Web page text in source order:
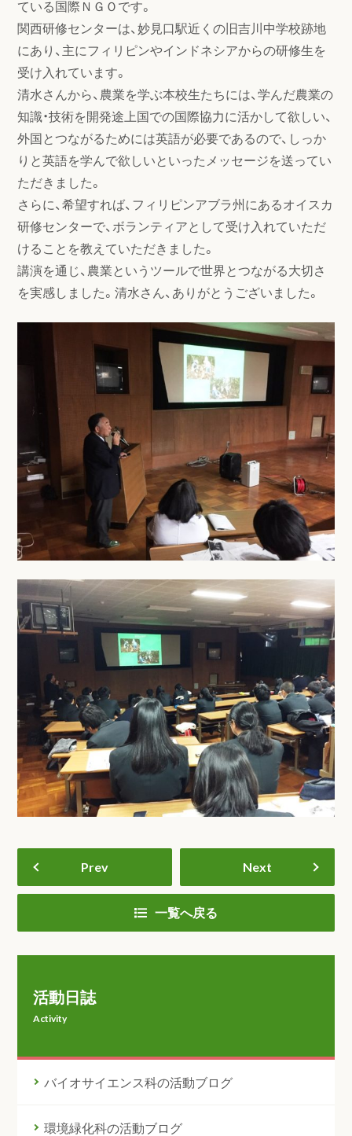
ている国際ＮＧＯです。
関西研修センターは、妙見口駅近くの旧吉川中学校跡地
にあり、主にフィリピンやインドネシアからの研修生を
受け入れています。
清水さんから、農業を学ぶ本校生たちには、学んだ農業の
知識・技術を開発途上国での国際協力に活かして欲しい、
外国とつながるためには英語が必要であるので、しっか
りと英語を学んで欲しいといったメッセージを送ってい
ただきました。
さらに、希望すれば、フィリピンアブラ州にあるオイスカ
研修センターで、ボランティアとして受け入れていただ
けることを教えていただきました。
講演を通じ、農業というツールで世界とつながる大切さ
を実感しました。清水さん、ありがとうございました。
Prev Next
一覧へ戻る
活動日誌
Activity
バイオサイエンス科の活動ブログ
環境緑化科の活動ブログ